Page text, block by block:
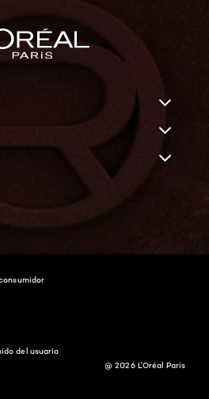
del usuario
@ 2026 L'Oréal Paris